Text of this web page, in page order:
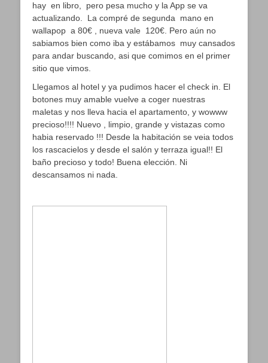
hay en libro, pero pesa mucho y la App se va
actualizando. La compré de segunda mano en
wallapop a 80€ , nueva vale 120€. Pero aún no
sabiamos bien como iba y estábamos muy cansados
para andar buscando, asi que comimos en el primer
sitio que vimos.
Llegamos al hotel y ya pudimos hacer el check in. El
botones muy amable vuelve a coger nuestras
maletas y nos lleva hacia el apartamento, y wowww
precioso!!!! Nuevo , limpio, grande y vistazas como
habia reservado !!! Desde la habitación se veia todos
los rascacielos y desde el salón y terraza igual!! El
baño precioso y todo! Buena elección. Ni
descansamos ni nada.